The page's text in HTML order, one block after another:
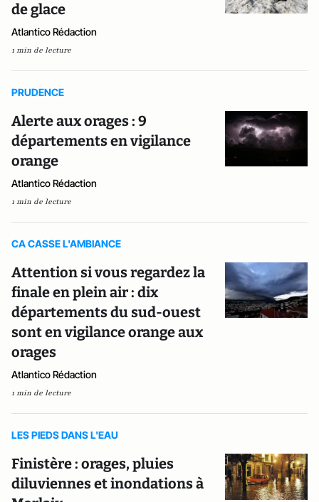
de glace
Atlantico Rédaction
1 min de lecture
PRUDENCE
Alerte aux orages : 9
départements en vigilance
orange
Atlantico Rédaction
1 min de lecture
CA CASSE L'AMBIANCE
Attention si vous regardez la
finale en plein air : dix
départements du sud-ouest
sont en vigilance orange aux
orages
Atlantico Rédaction
1 min de lecture
LES PIEDS DANS L'EAU
Finistère : orages, pluies
diluviennes et inondations à